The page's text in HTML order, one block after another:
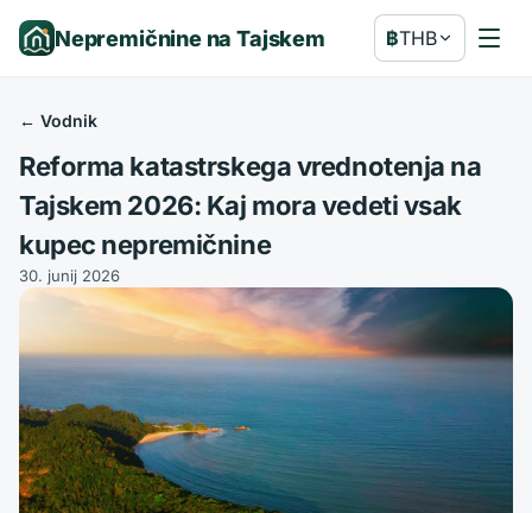
Nepremičnine na Tajskem ฿THB
← Vodnik
Reforma katastrskega vrednotenja na
Tajskem 2026: Kaj mora vedeti vsak
kupec nepremičnine
30. junij 2026